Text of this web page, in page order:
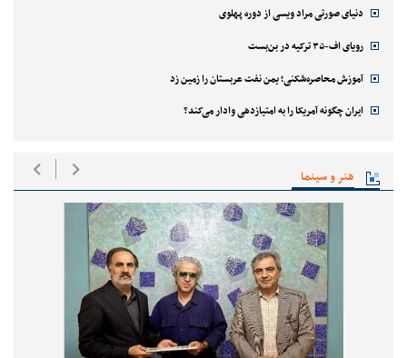
دنیای صورتی مراد ویسی از دوره پهلوی
رویای اف-۳۵ ترکیه در بن‌بست
آموزش محاصره‌شکنی؛ یمن نفت عربستان را زمین زد
ایران چگونه آمریکا را به امتیازدهی وادار می‌کند؟
هنر و سینما